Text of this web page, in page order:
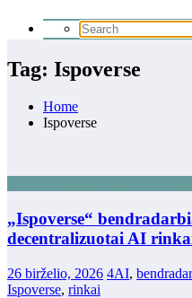
Tag: Ispoverse
Home
Ispoverse
„Ispoverse“
decentralizuotai AI
26 birželio, 2026 4AI,
Ispoverse, rinkai